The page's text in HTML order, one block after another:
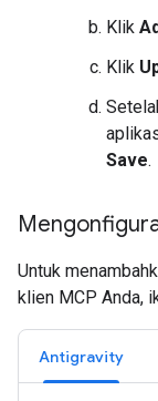
Klik
Klik
Save.
Untuk
klien MCP Anda,
Antigravity